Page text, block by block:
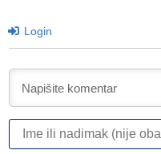
Login